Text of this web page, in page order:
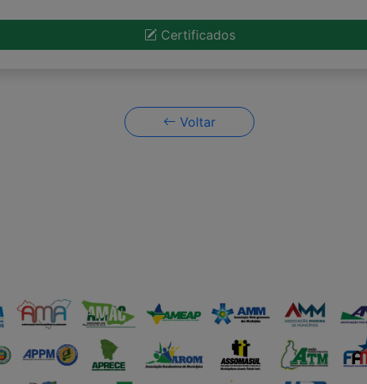
Certificados
Voltar